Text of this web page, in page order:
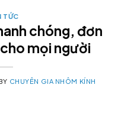
TỨC
chóng, đơn
mọi người
CHUYÊN GIA NHÔM KÍNH